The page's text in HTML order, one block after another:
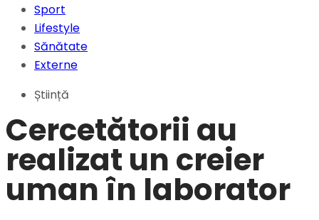
Sport
Lifestyle
Sănătate
Externe
Știință
Cercetătorii au
realizat un creier
uman în laborator